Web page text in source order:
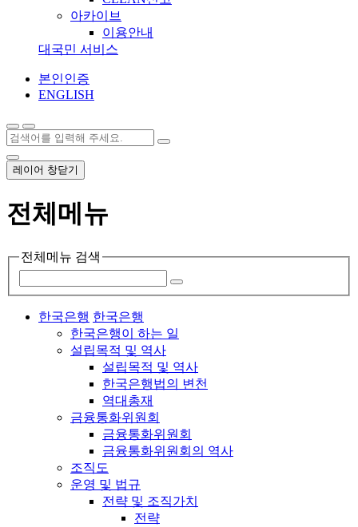
아카이브
이용안내
대국민 서비스
본인인증
ENGLISH
레이어 창닫기
전체메뉴
전체메뉴 검색
한국은행 한국은행
한국은행이 하는 일
설립목적 및 역사
설립목적 및 역사
한국은행법의 변천
역대총재
금융통화위원회
금융통화위원회
금융통화위원회의 역사
조직도
운영 및 법규
전략 및 조직가치
전략